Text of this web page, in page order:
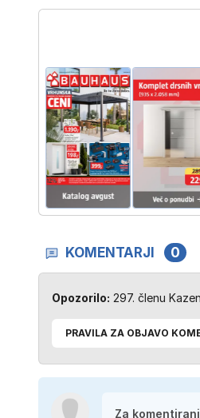
KOMENTARJI 0
Opozorilo: 297. členu
PRAVILA ZA OBJAVO